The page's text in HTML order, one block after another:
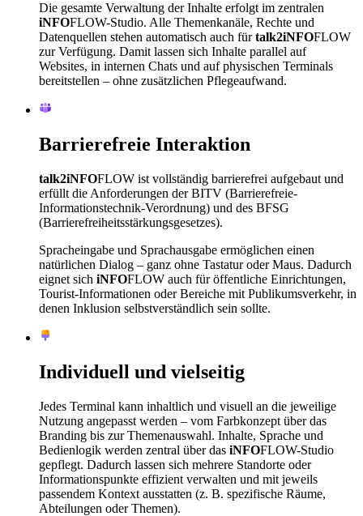
Die gesamte Verwaltung der Inhalte erfolgt im zentralen
iNFOFLOW-Studio. Alle Themenkanäle, Rechte und
Datenquellen stehen automatisch auch fürtalk2iNFOFLOW
zur Verfügung. Damit lassen sich Inhalte parallel auf
Websites, in internen Chats und auf physischen Terminals
bereitstellen – ohne zusätzlichen Pflegeaufwand.
Barrierefreie Interaktion
talk2iNFOFLOW ist vollständig barrierefrei aufgebaut und
erfüllt die Anforderungen der BITV (Barrierefreie-
Informationstechnik-Verordnung) und des BFSG
(Barrierefreiheitsstärkungsgesetzes).
Spracheingabe und Sprachausgabe ermöglichen einen
natürlichen Dialog – ganz ohne Tastatur oder Maus. Dadurch
eignet sich iNFOFLOW auch für öffentliche Einrichtungen,
Tourist-Informationen oder Bereiche mit Publikumsverkehr, in
denen Inklusion selbstverständlich sein sollte.
Individuell und vielseitig
Jedes Terminal kann inhaltlich und visuell an die jeweilige
Nutzung angepasst werden – vom Farbkonzept über das
Branding bis zur Themenauswahl. Inhalte, Sprache und
Bedienlogik werden zentral über das iNFOFLOW-Studio
gepflegt. Dadurch lassen sich mehrere Standorte oder
Informationspunkte effizient verwalten und mit jeweils
passendem Kontext ausstatten (z. B. spezifische Räume,
Abteilungen oder Themen).